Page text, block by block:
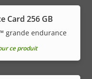
Card 256 GB
grande endurance
ce produit